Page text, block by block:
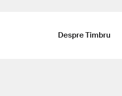
Despre Timbru